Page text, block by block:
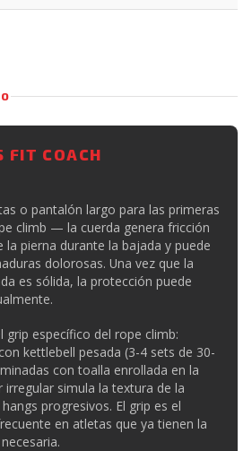
FIT COACH
o pantalón largo para las primeras
climb — la cuerda genera fricción
la pierna durante la bajada y puede
dolorosas. Una vez que la
es sólida, la protección puede
grip específico del rope climb:
kettlebell pesada (3-4 sets de 30-
con toalla enrollada en la
irregular simula la textura de la
progresivos. El grip es el
en atletas que ya tienen la